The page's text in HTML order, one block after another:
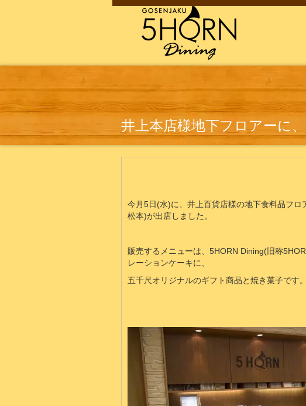
井上本店様地下フロアーに
今月5日(水)に、井上百貨店様の地下食料品フ
松本)が出店しました。
販売するメニューは、5HORN Dining(旧称
レーションケーキに、
五千尺オリジナルのギフト商品と焼き菓子です。